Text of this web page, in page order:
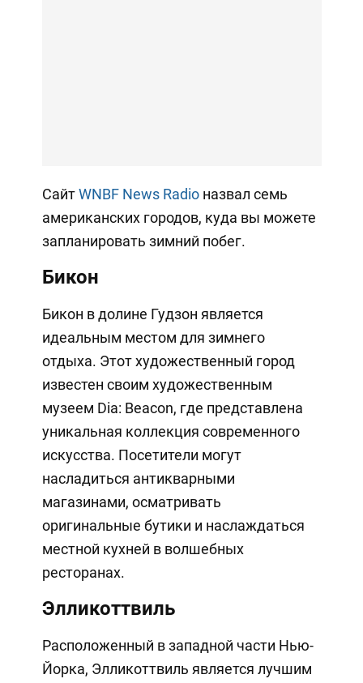
СайтWNBF News Radioназвал семь
американских городов, куда вы можете
запланировать зимний побег.
Бикон
Бикон в долине Гудзон является
идеальным местом для зимнего
отдыха. Этот художественный город
известен своим художественным
музеем Dia: Beacon, где представлена
уникальная коллекция современного
искусства. Посетители могут
насладиться антикварными
магазинами, осматривать
оригинальные бутики и наслаждаться
местной кухней в волшебных
ресторанах.
Элликоттвиль
Расположенный в западной части Нью-
Йорка, Элликоттвиль является лучшим